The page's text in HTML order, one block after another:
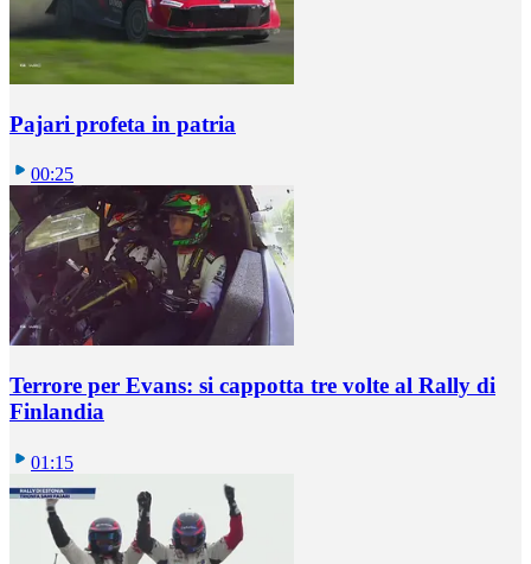
Pajari profeta in patria
00:25
Terrore per Evans: si cappotta tre volte al Rally di
Finlandia
01:15